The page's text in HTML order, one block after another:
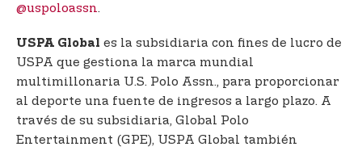
@uspoloassn.
USPA Global es la subsidiaria con fines de lucro de
USPA que gestiona la marca mundial
multimillonaria U.S. Polo Assn., para proporcionar
al deporte una fuente de ingresos a largo plazo. A
través de su subsidiaria, Global Polo
Entertainment (GPE), USPA Global también